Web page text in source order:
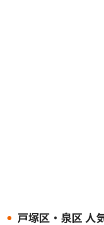
戸塚区・泉区 人